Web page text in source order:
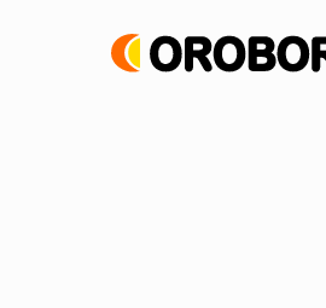
Agente coadyuvante foliar a base
Ver producto